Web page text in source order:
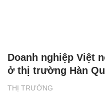
THỊ TRƯỜNG
Doanh nghiệp Việt
ở thị trường Hàn